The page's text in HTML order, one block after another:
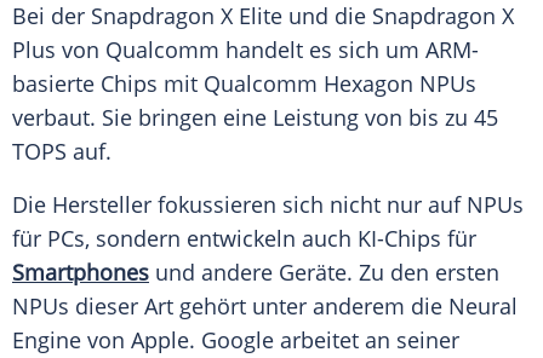
Bei der Snapdragon X Elite und die Snapdragon X
Plus von Qualcomm handelt es sich um ARM-
basierte Chips mit Qualcomm Hexagon NPUs
verbaut. Sie bringen eine Leistung von bis zu 45
TOPS auf.
Die Hersteller fokussieren sich nicht nur auf NPUs
für PCs, sondern entwickeln auch KI-Chips für
Smartphones und andere Geräte. Zu den ersten
NPUs dieser Art gehört unter anderem die Neural
Engine von Apple. Google arbeitet an seiner